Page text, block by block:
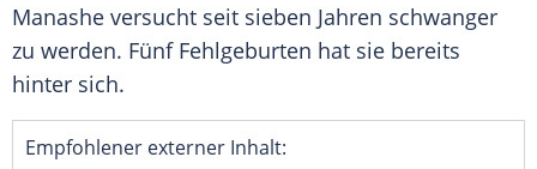
Manashe versucht seit sieben Jahren schwanger
zu werden. Fünf Fehlgeburten hat sie bereits
hinter sich.
Empfohlener externer Inhalt: